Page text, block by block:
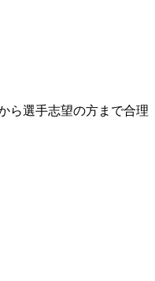
ら選手志望の方まで合理